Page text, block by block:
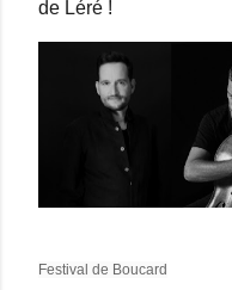
de Léré !
Festival de Boucard